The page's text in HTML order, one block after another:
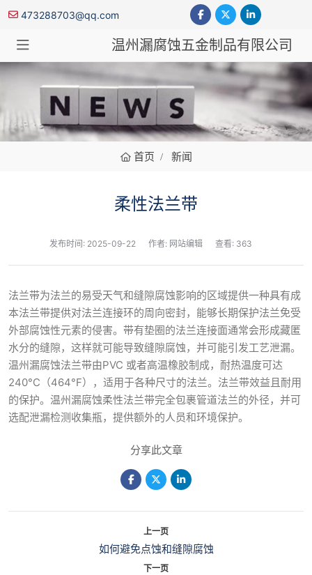
473288703@qq.com
温州漏腐蚀五金制品有限公司
新闻
首页 新闻
柔性法兰带
发布时间: 2025-09-22 作者: 网站编辑 查看: 363
法兰带为法兰的易受天气和缝隙腐蚀影响的区域提供一种具有成
本法兰带提供对法兰连接环的周向密封，能够长期保护法兰免受
外部腐蚀性元素的侵害。带有垫圈的法兰连接面通常会形成藏匿
水分的缝隙，这样就可能导致缝隙腐蚀，并可能引发工艺泄漏。
温州漏腐蚀法兰带由PVC 或者高温橡胶制成，耐热温度可达
240°C（464°F），适用于各种尺寸的法兰。法兰带效益且耐用
的保护。温州漏腐蚀柔性法兰带完全包裹管道法兰的外径，并可
选配泄漏检测收集瓶，提供额外的人员和环境保护。
分享此文章
上一页
如何避免点蚀和缝隙腐蚀
下一页